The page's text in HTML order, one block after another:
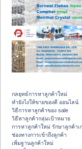
กลยุทธ์การหาลูกค้าใหม่
ทํายังไงให้ขายของดี ออนไลน์
วิธีการหาลูกค้าของ sale
วิธีหาลูกค้ากลุ่มเป้าหมาย
การหาลูกค้าใหม่ รักษาลูกค้าเ
ช่องทางการเข้าถึงลูกค้า
เพิ่มฐานลูกค้าใหม่